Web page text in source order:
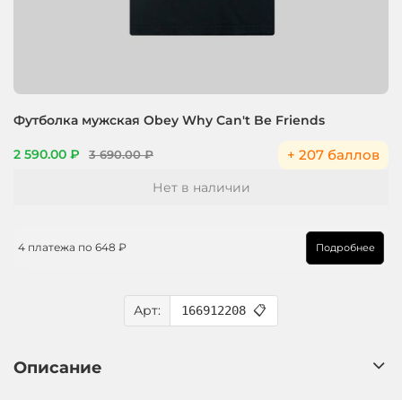
Футболка мужская Obey Why Can't Be Friends
2 590.00 ₽ 3 690.00 ₽ + 207 баллов
Арт: 166912208 📋
Нет в наличии
4 платежа по 648 ₽ Подробнее
Описание